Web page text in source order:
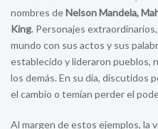
nombres deNelson Mandela,
King. Personajes
mundo con sus actos y sus
establecido y lideraron pueblos,
los demás. En su día, discutidos
el cambio o temían perder el
Al margen de estos ejemplos, la